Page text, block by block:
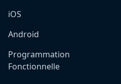
iOS
Android
Programmation
Fonctionnelle